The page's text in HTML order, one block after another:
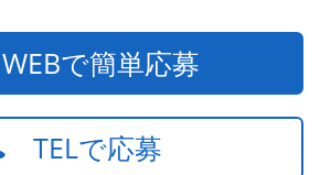
で簡単応募
TELで応募